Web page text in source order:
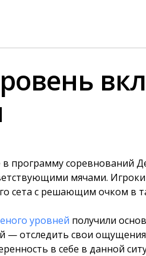
в программу соревнований
мячами.
сета с решающим очком в
уровней получили
— отследить свои
в себе в данной